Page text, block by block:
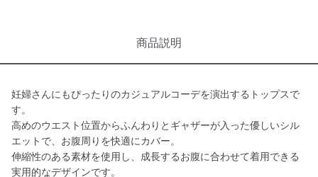
商品説明
妊婦さんにもぴったりのカジュアルコーデを演出するトップスで
す。
高めのウエスト位置からふんわりとギャザーが入った優しいシル
エットで、お腹周りを快適にカバー。
伸縮性のある素材を使用し、成長するお腹に合わせて着用できる
実用的なデザインです。